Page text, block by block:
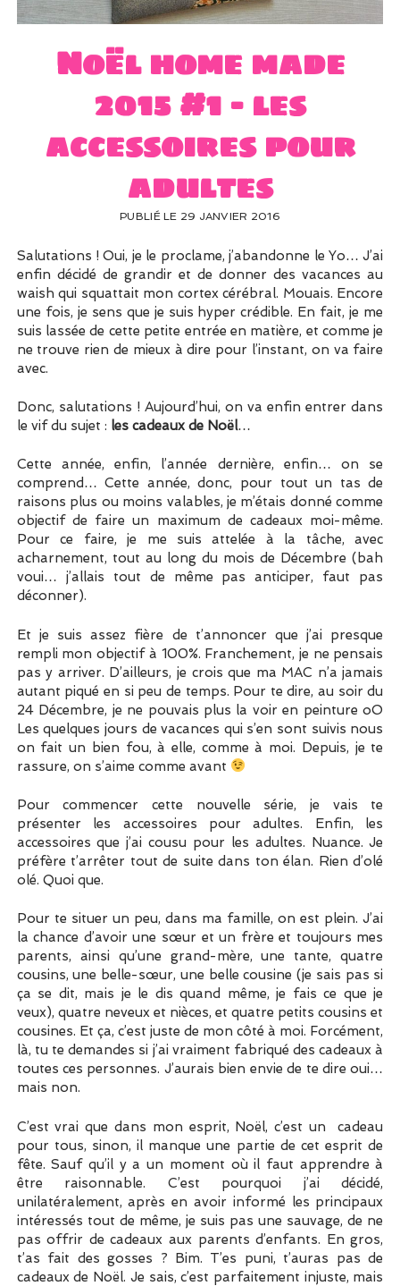
UN PEU DE DÉCO ?
Noël home made
2015 #1 – les
accessoires pour
adultes
PUBLIÉ LE 29 JANVIER 2016
Salutations ! Oui, je le proclame, j’abandonne le Yo… J’ai
enfin décidé de grandir et de donner des vacances au
waish qui squattait mon cortex cérébral. Mouais. Encore
une fois, je sens que je suis hyper crédible. En fait, je me
suis lassée de cette petite entrée en matière, et comme je
ne trouve rien de mieux à dire pour l’instant, on va faire
avec.
Donc, salutations ! Aujourd’hui, on va enfin entrer dans
le vif du sujet : les cadeaux de Noël…
Cette année, enfin, l’année dernière, enfin… on se
comprend… Cette année, donc, pour tout un tas de
raisons plus ou moins valables, je m’étais donné comme
objectif de faire un maximum de cadeaux moi-même.
Pour ce faire, je me suis attelée à la tâche, avec
acharnement, tout au long du mois de Décembre (bah
voui… j’allais tout de même pas anticiper, faut pas
déconner).
Et je suis assez fière de t’annoncer que j’ai presque
rempli mon objectif à 100%. Franchement, je ne pensais
pas y arriver. D’ailleurs, je crois que ma MAC n’a jamais
autant piqué en si peu de temps. Pour te dire, au soir du
24 Décembre, je ne pouvais plus la voir en peinture oO
Les quelques jours de vacances qui s’en sont suivis nous
on fait un bien fou, à elle, comme à moi. Depuis, je te
rassure, on s’aime comme avant
Pour commencer cette nouvelle série, je vais te
présenter les accessoires pour adultes. Enfin, les
accessoires que j’ai cousu pour les adultes. Nuance. Je
préfère t’arrêter tout de suite dans ton élan. Rien d’olé
olé. Quoi que.
Pour te situer un peu, dans ma famille, on est plein. J’ai
la chance d’avoir une sœur et un frère et toujours mes
parents, ainsi qu’une grand-mère, une tante, quatre
cousins, une belle-sœur, une belle cousine (je sais pas si
ça se dit, mais je le dis quand même, je fais ce que je
veux), quatre neveux et nièces, et quatre petits cousins et
cousines. Et ça, c’est juste de mon côté à moi. Forcément,
là, tu te demandes si j’ai vraiment fabriqué des cadeaux à
toutes ces personnes. J’aurais bien envie de te dire oui…
mais non.
C’est vrai que dans mon esprit, Noël, c’est un cadeau
pour tous, sinon, il manque une partie de cet esprit de
fête. Sauf qu’il y a un moment où il faut apprendre à
être raisonnable. C’est pourquoi j’ai décidé,
unilatéralement, après en avoir informé les principaux
intéressés tout de même, je suis pas une sauvage, de ne
pas offrir de cadeaux aux parents d’enfants. En gros,
t’as fait des gosses ? Bim. T’es puni, t’auras pas de
cadeaux de Noël. Je sais, c’est parfaitement injuste, mais